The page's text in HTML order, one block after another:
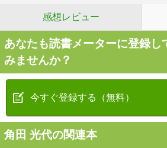
感想レビュー
あなたも読書メーターに登録し
みませんか？
今すぐ登録する（無料）
角田 光代の関連本